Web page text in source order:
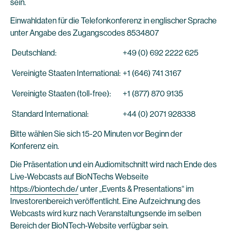
sein.
Einwahldaten für die Telefonkonferenz in englischer Sprache
unter Angabe des Zugangscodes 8534807
Deutschland: +49 (0) 692 2222 625
Vereinigte Staaten International: +1 (646) 741 3167
Vereinigte Staaten (toll-free): +1 (877) 870 9135
Standard International: +44 (0) 2071 928338
Bitte wählen Sie sich 15-20 Minuten vor Beginn der
Konferenz ein.
Die Präsentation und ein Audiomitschnitt wird nach Ende des
Live-Webcasts auf BioNTechs Webseite
https://biontech.de/unter „Events & Presentations“ im
Investorenbereich veröffentlicht. Eine Aufzeichnung des
Webcasts wird kurz nach Veranstaltungsende im selben
Bereich der BioNTech-Website verfügbar sein.